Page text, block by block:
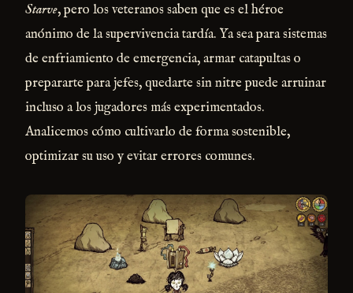
Starve, pero los veteranos saben que es el héroe
anónimo de la supervivencia tardía. Ya sea para sistemas
de enfriamiento de emergencia, armar catapultas o
prepararte para jefes, quedarte sin nitre puede arruinar
incluso a los jugadores más experimentados.
Analicemos cómo cultivarlo de forma sostenible,
optimizar su uso y evitar errores comunes.